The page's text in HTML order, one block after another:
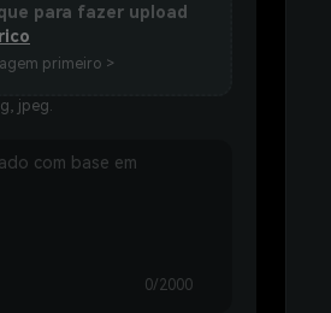
para fazer upload
primeiro >
jpeg.
0/2000